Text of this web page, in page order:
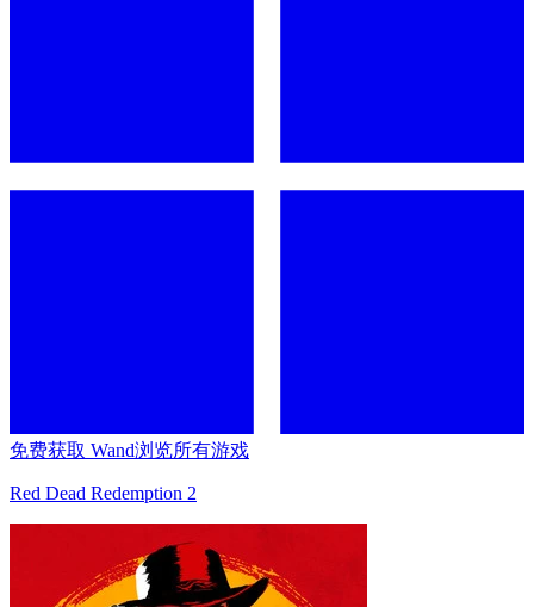
免费获取 Wand浏览所有游戏
Red Dead Redemption 2